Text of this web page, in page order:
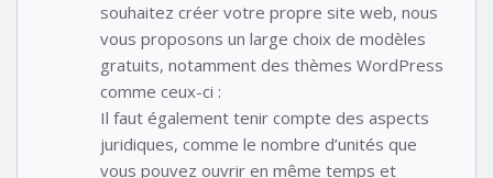
souhaitez créer votre propre site web, nous
vous proposons un large choix de modèles
gratuits, notamment des thèmes WordPress
comme ceux-ci :
Il faut également tenir compte des aspects
juridiques, comme le nombre d’unités que
vous pouvez ouvrir en même temps et